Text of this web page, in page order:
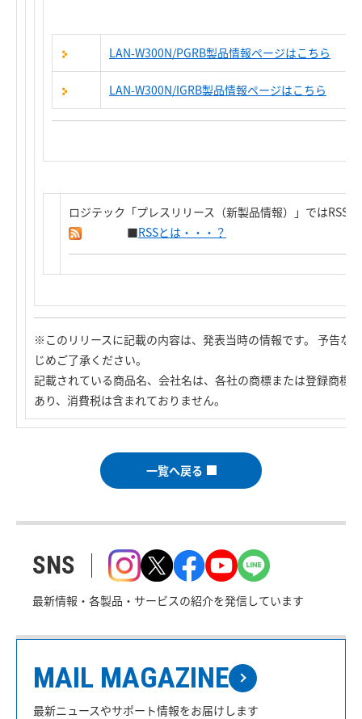
LAN-W300N/PGRB製品情報ページはこちら
LAN-W300N/IGRB製品情報ページはこちら
ロジテック「プレスリリース（新製品情報）」ではRSS
■RSSとは・・・？
※このリリースに記載の内容は、発表当時の情報です。 予告な
じめご了承ください。
記載されている商品名、会社名は、各社の商標または登録商標
あり、消費税は含まれておりません。
一覧へ戻る
SNS
最新情報・各製品・サービスの紹介を発信しています
MAIL MAGAZINE
最新ニュースやサポート情報をお届けします